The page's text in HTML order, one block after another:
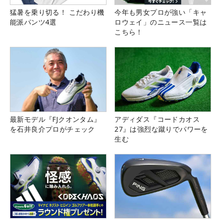
猛暑を乗り切る！ こだわり機
能派パンツ4選
今年も男女プロが強い「キャ
ロウェイ」のニュース一覧は
こちら！
最新モデル『FJクオンタム』
を石井良介プロがチェック
アディダス『コードカオス
27』は強烈な蹴りでパワーを
生む